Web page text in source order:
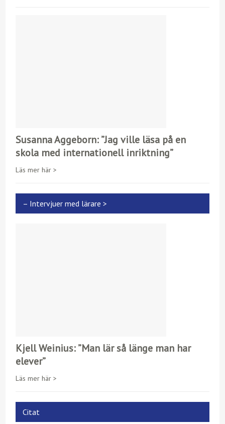
Susanna Aggeborn: ”Jag ville läsa på en
skola med internationell inriktning”
Läs mer här >
– Intervjuer med lärare >
Kjell Weinius: ”Man lär så länge man har
elever”
Läs mer här >
Citat